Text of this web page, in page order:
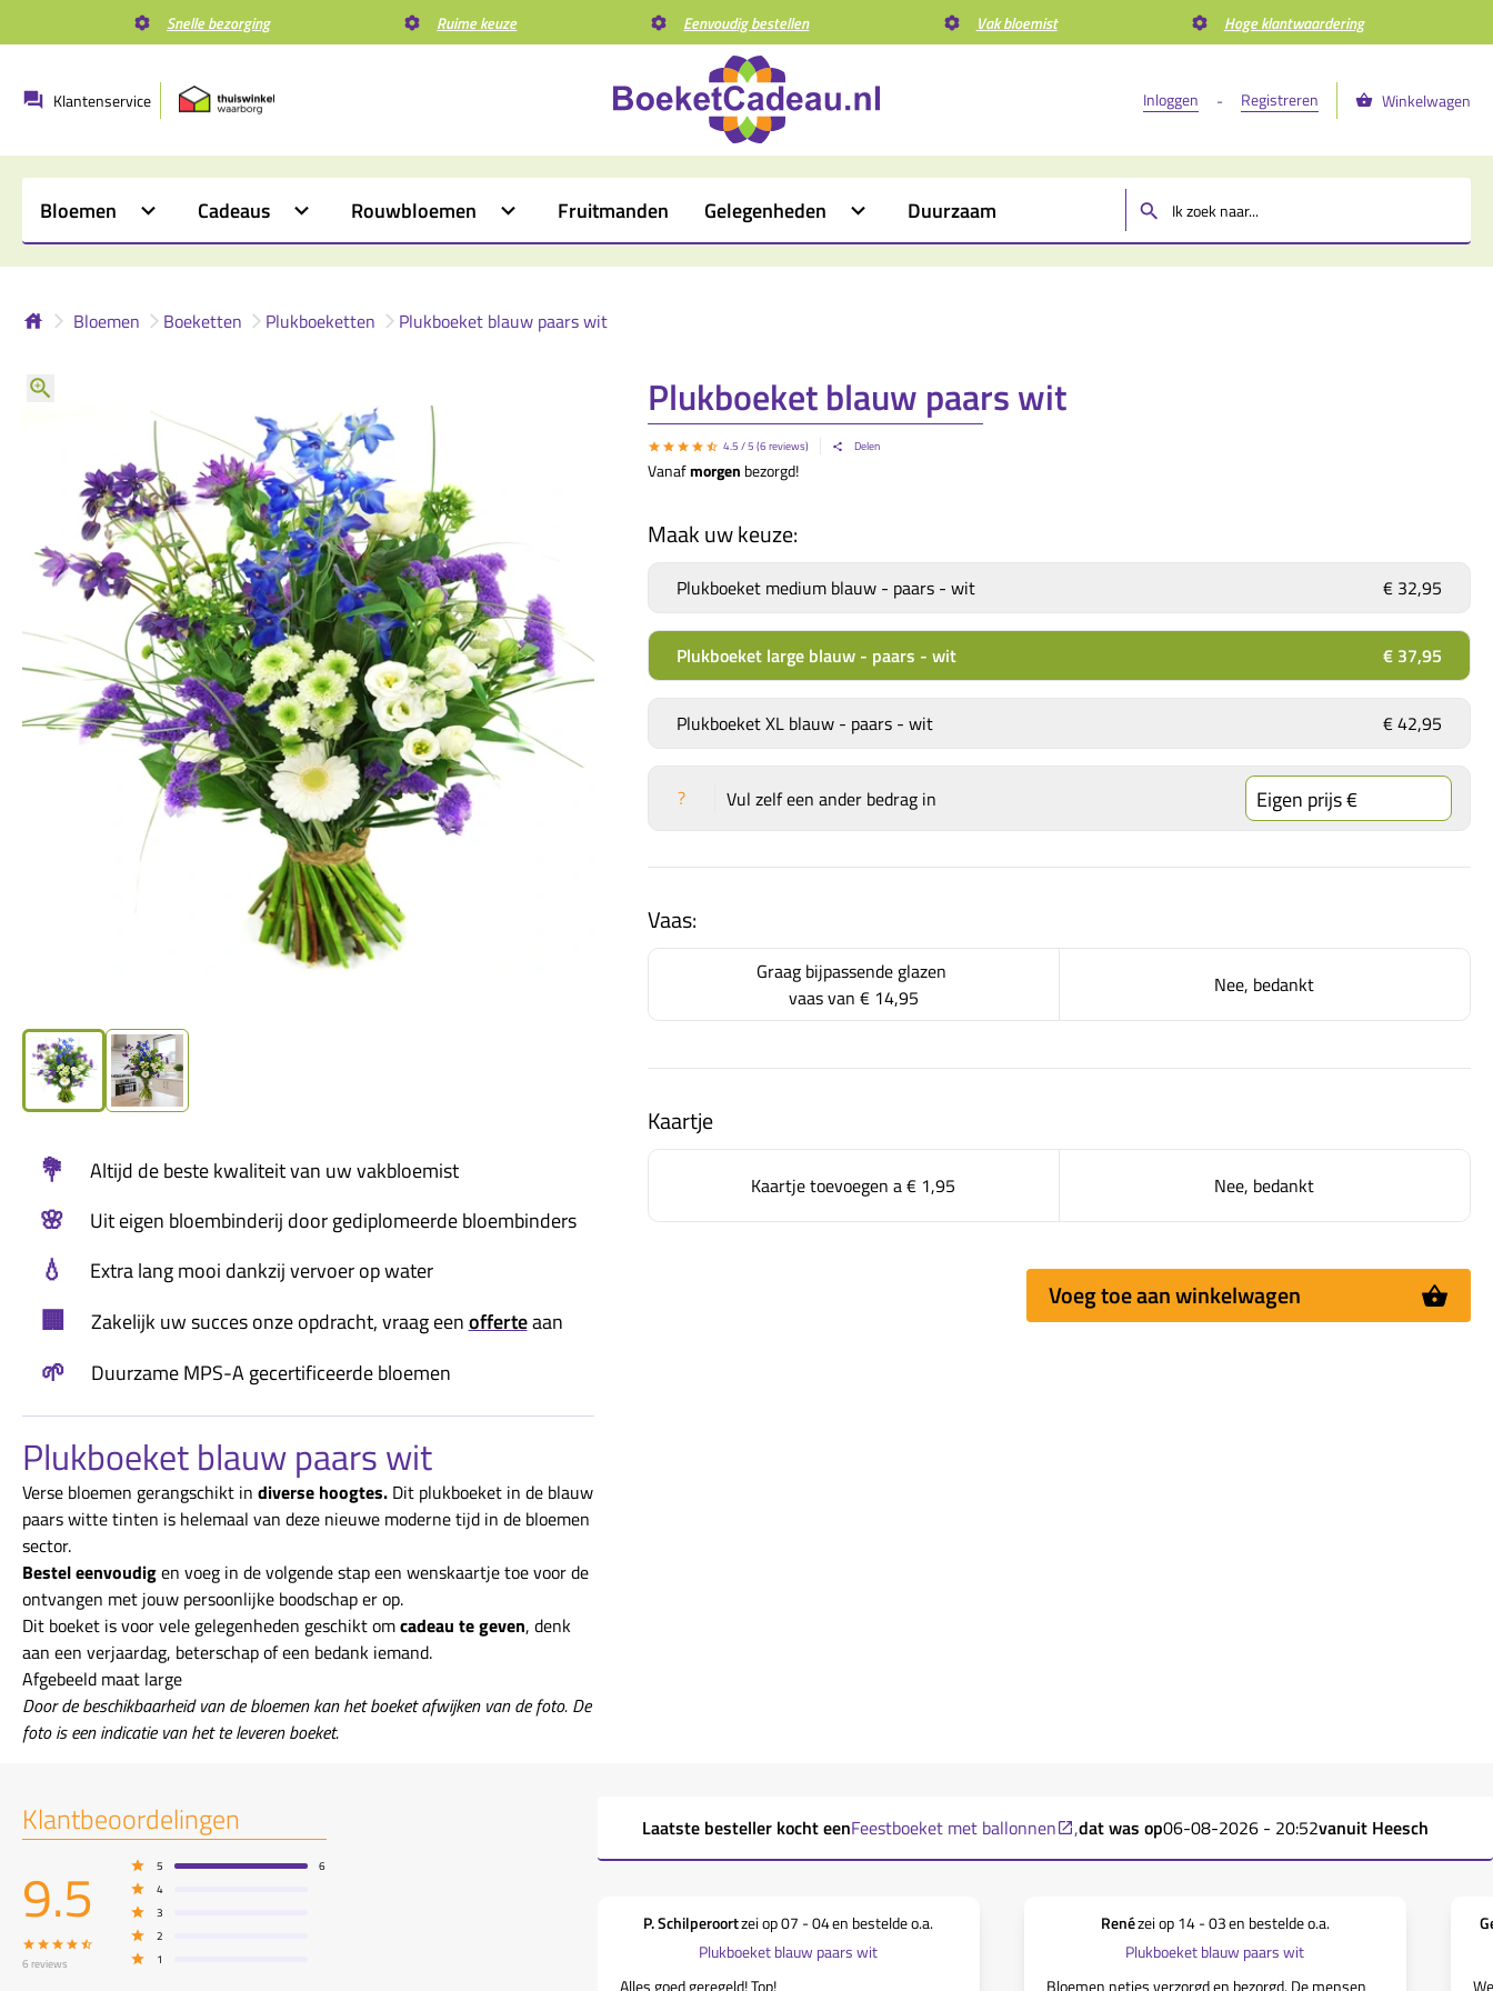
Snelle bezorging Ruime keuze Eenvoudig bestellen Vak bloemist Hoge klantwaardering
Klantenservice Inloggen - Registreren Winkelwagen
Bloemen Cadeaus Rouwbloemen Fruitmanden Gelegenheden Duurzaam
Bloemen Boeketten Plukboeketten Plukboeket blauw paars wit
💐 Altijd de beste kwaliteit van uw vakbloemist
🌸 Uit eigen bloembinderij door gediplomeerde bloembinders
💧 Extra lang mooi dankzij vervoer op water
🏢 Zakelijk uw succes onze opdracht, vraag eenofferteaan
🌱 Duurzame MPS-A gecertificeerde bloemen
Plukboeket blauw paars wit
Verse bloemen gerangschikt in diverse hoogtes. Dit plukboeket in de blauw
paars witte tinten is helemaal van deze nieuwe moderne tijd in de bloemen
sector.
Bestel eenvoudigen voeg in de volgende stap een wenskaartje toe voor de
ontvangen met jouw persoonlijke boodschap er op.
Dit boeket is voor vele gelegenheden geschikt omcadeau te geven, denk
aan een verjaardag, beterschap of een bedank iemand.
Afgebeeld maat large
Door de beschikbaarheid van de bloemen kan het boeket afwijken van de foto. De
foto is een indicatie van het te leveren boeket.
Plukboeket blauw paars wit
4.5 / 5 (6 reviews) Delen
Vanafmorgen bezorgd!
Maak uw keuze:
Plukboeket medium blauw - paars - wit € 32,95
Plukboeket large blauw - paars - wit € 37,95
Plukboeket XL blauw - paars - wit € 42,95
? Vul zelf een ander bedrag in
Vaas:
Graag bijpassende glazen
vaas van € 14,95 Nee, bedankt
Kaartje
Kaartje toevoegen a€ 1,95 Nee, bedankt
Voeg toe aan winkelwagen
Klantbeoordelingen
9.5
6 reviews
5
6
4
3
2
1
Laatste besteller kocht eenFeestboeket met ballonnen ,dat was op06-08-2026 - 20:52vanuit Heesch
P. Schilperoortzei op07 - 04en bestelde o.a.
Plukboeket blauw paars wit
Alles goed geregeld! Top!
Renézei op14 - 03en bestelde o.a.
Plukboeket blauw paars wit
Bloemen netjes verzorgd en bezorgd. De mensen